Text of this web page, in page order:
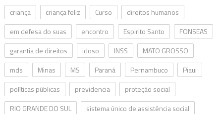
criança
criança feliz Curso
direitos humanos
em defesa do suas
encontro Espirito Santo
FONSEAS
garantia de direitos
idoso INSS
MATO GROSSO
mds
Minas MS Paraná Pernambuco
Piaui
políticas públicas
previdencia
proteção social
RIO GRANDE DO SUL
sistema único de assistência social